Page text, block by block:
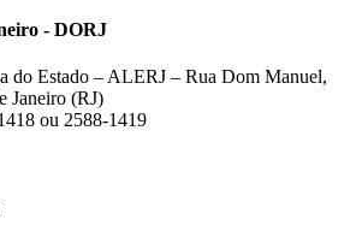
- DORJ
do Estado – ALERJ – Rua Dom Manuel,
Janeiro (RJ)
ou 2588-1419